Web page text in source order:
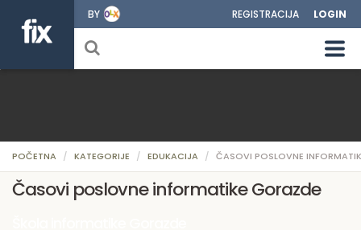
BY REGISTRACIJA LOGIN
POČETNA KATEGORIJE EDUKACIJA ČASOVI POSLOVNE
Časovi poslovne informatike Gorazde